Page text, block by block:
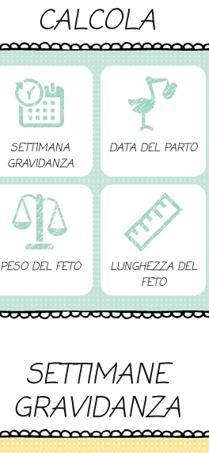
CALCOLA
SETTIMANA
GRAVIDANZA
DATA DEL PARTO
PESO DEL FETO
LUNGHEZZA DEL
FETO
SETTIMANE
GRAVIDANZA